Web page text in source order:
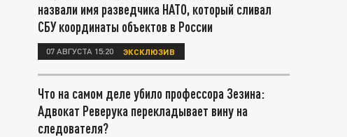
назвали имя разведчика НАТО, который сливал
СБУ координаты объектов в России
07 АВГУСТА 15:20 ЭКСКЛЮЗИВ
Что на самом деле убило профессора Зезина:
Адвокат Реверука перекладывает вину на
следователя?